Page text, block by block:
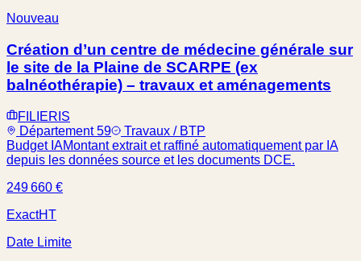
Nouveau
Création d’un centre de médecine générale sur
le site de la Plaine de SCARPE (ex
balnéothérapie) – travaux et aménagements
FILIERIS
Département 59
Travaux / BTP
Budget IAMontant extrait et raffiné automatiquement par IA
depuis les données source et les documents DCE.
249 660 €
ExactHT
Date Limite